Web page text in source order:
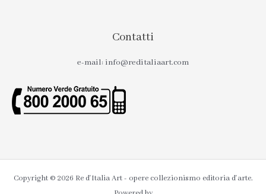
Contatti
e-mail: info@reditaliaart.com
Copyright © 2026 Re d'Italia Art - opere collezionismo editoria d'arte.